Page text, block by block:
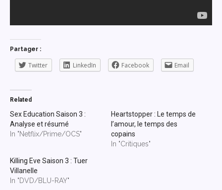
Partager :
Twitter LinkedIn Facebook Email
Related
Sex Education Saison 3 :
Analyse et résumé
In "Netflix/Prime/OCS"
Heartstopper : Le temps de
l’amour, le temps des
copains
In "Critiques"
Killing Eve Saison 3 : Tuer
Villanelle
In "DVD/BLU-RAY"